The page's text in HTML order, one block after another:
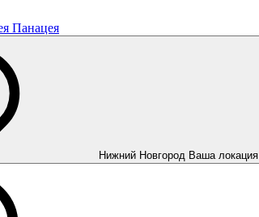
Панацея
Нижний Новгород Ваша локация